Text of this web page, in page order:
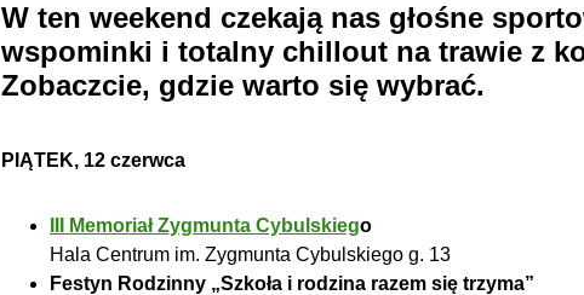
W ten weekend czekają nas głośne
wspominki i totalny chillout na trawie z
Zobaczcie, gdzie warto się wybrać.
PIĄTEK, 12 czerwca
III Memoriał Zygmunta Cybulskiego
Hala Centrum im. Zygmunta Cybulskiego g. 13
Festyn Rodzinny „Szkoła i rodzina razem się trzyma”